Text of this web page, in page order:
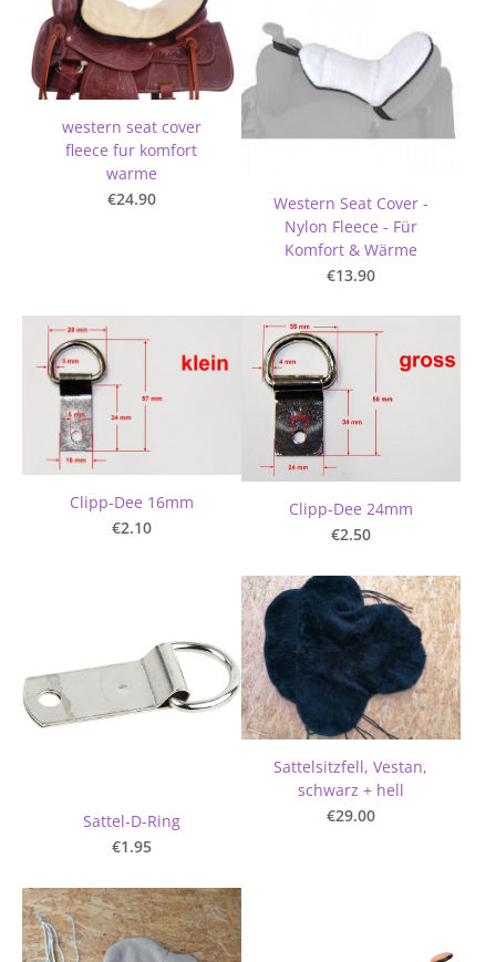
western seat cover
fleece fur komfort
warme
€24.90
Western Seat Cover -
Nylon Fleece - Für
Komfort & Wärme
€13.90
Clipp-Dee 16mm
€2.10
Clipp-Dee 24mm
€2.50
Sattel-D-Ring
€1.95
Sattelsitzfell, Vestan,
schwarz + hell
€29.00